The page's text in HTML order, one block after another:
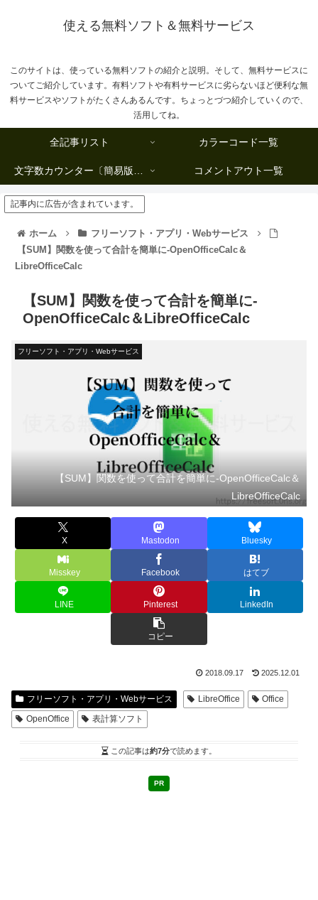
使える無料ソフト＆無料サービス
このサイトは、使っている無料ソフトの紹介と説明。そして、無料サービスに
ついてご紹介しています。有料ソフトや有料サービスに劣らないほど便利な無
料サービスやソフトがたくさんあるんです。ちょっとづつ紹介していくので、
活用してね。
全記事リスト カラーコード一覧
文字数カウンター〔簡易版複数行タイプ〕 コメントアウト一覧
記事内に広告が含まれています。
ホーム
フリーソフト・アプリ・Webサービス
【SUM】関数を使って合計を簡単に-OpenOfficeCalc＆
LibreOfficeCalc
【SUM】関数を使って合計を簡単に-
OpenOfficeCalc＆LibreOfficeCalc
フリーソフト・アプリ・Webサービス
【SUM】関数を使って合計を簡単に-OpenOfficeCalc＆
LibreOfficeCalc
X Mastodon Bluesky
Misskey Facebook はてブ
LINE Pinterest LinkedIn
コピー
2018.09.17 2025.12.01
フリーソフト・アプリ・Webサービス LibreOffice
Office
OpenOffice
表計算ソフト
この記事は約7分で読めます。
PR